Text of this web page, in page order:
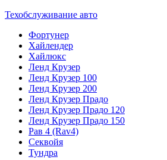
Техобслуживание авто
Фортунер
Хайлендер
Хайлюкс
Ленд Крузер
Ленд Крузер 100
Ленд Крузер 200
Ленд Крузер Прадо
Ленд Крузер Прадо 120
Ленд Крузер Прадо 150
Рав 4 (Rav4)
Секвойя
Тундра